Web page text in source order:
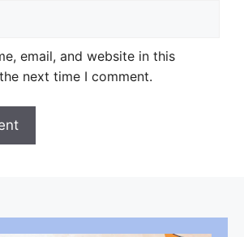
email, and website in this
next time I comment.